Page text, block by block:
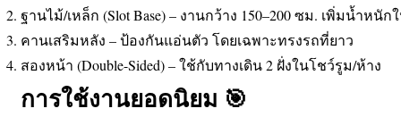
ฐานไม้/เหล็ก (Slot Base) – งานกว้าง 150–200 ซม. เพิ่มน้ำหนั
คานเสริมหลัง – ป้องกันแอ่นตัว โดยเฉพาะทรงรถที่ยาว
สองหน้า (Double-Sided) – ใช้กับทางเดิน 2 ฝั่งในโชว์รูม/ห้าง
การใช้งานยอดนิยม 🎯